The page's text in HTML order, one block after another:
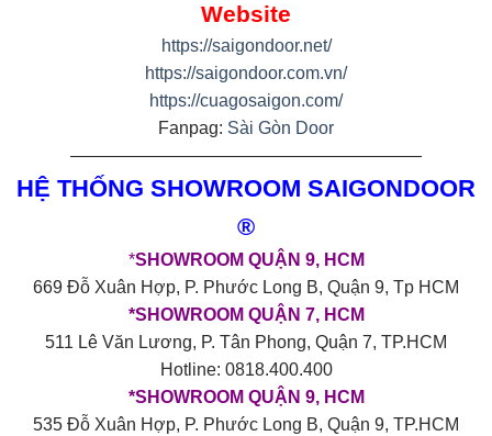
Website
https://saigondoor.net/
https://saigondoor.com.vn/
https://cuagosaigon.com/
Fanpag: Sài Gòn Door
————————————————————
HỆ THỐNG SHOWROOM SAIGONDOOR
®
*SHOWROOM QUẬN 9, HCM
669 Đỗ Xuân Hợp, P. Phước Long B, Quận 9, Tp HCM
*SHOWROOM QUẬN 7, HCM
511 Lê Văn Lương, P. Tân Phong, Quận 7, TP.HCM
Hotline: 0818.400.400
*SHOWROOM QUẬN 9, HCM
535 Đỗ Xuân Hợp, P. Phước Long B, Quận 9, TP.HCM